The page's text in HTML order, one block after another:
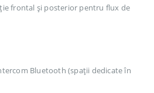
frontal și posterior pentru flux de
Bluetooth (spații dedicate în